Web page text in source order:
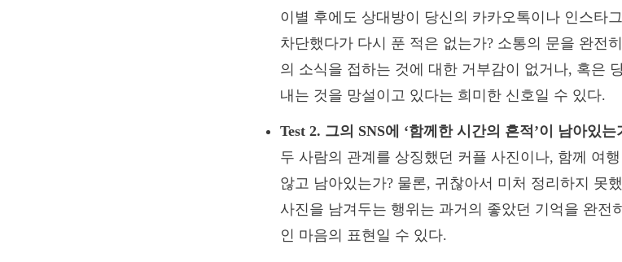
이별 후에도 상대방이 당신의 카카오톡이나 인스타
차단했다가 다시 푼 적은 없는가? 소통의 문을 완전
의 소식을 접하는 것에 대한 거부감이 없거나, 혹은
내는 것을 망설이고 있다는 희미한 신호일 수 있다.
Test 2. 그의 SNS에 ‘함께한 시간의 흔적’이 남아있는
두 사람의 관계를 상징했던 커플 사진이나, 함께 여
않고 남아있는가? 물론, 귀찮아서 미처 정리하지 못
사진을 남겨두는 행위는 과거의 좋았던 기억을 완전
인 마음의 표현일 수 있다.